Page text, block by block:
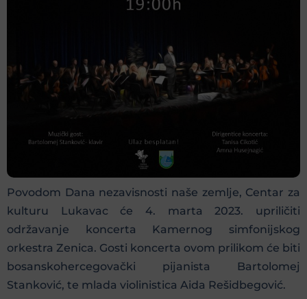
Povodom Dana nezavisnosti naše zemlje, Centar za
kulturu Lukavac će 4. marta 2023. upriličiti
održavanje koncerta Kamernog simfonijskog
orkestra Zenica. Gosti koncerta ovom prilikom će biti
bosanskohercegovački pijanista Bartolomej
Stanković, te mlada violinistica Aida Rešidbegović.